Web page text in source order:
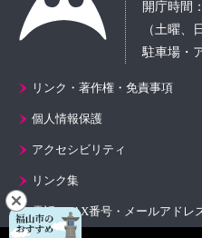
開庁時間
（土曜、
駐車場・
リンク・著作権・免責事項
個人情報保護
アクセシビリティ
リンク集
電話・FAX番号・メールアドレ